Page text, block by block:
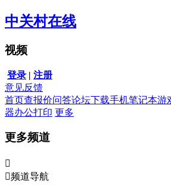
中关村在线
视频
登录 | 注册
意见反馈
首页查报价问答论坛下载手机笔记本游
器办公打印 更多
更多频道

频道导航